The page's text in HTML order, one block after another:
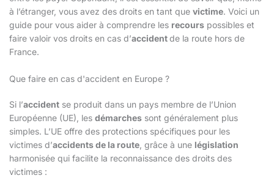
à l’étranger, vous avez des droits en tant que victime. Voici un
guide pour vous aider à comprendre les recours possibles et
faire valoir vos droits en cas d’accidentde la route hors de
France.
Que faire en cas d'accident en Europe ?
Si l’accident se produit dans un pays membre de l’Union
Européenne (UE), les démarches sont généralement plus
simples. L’UE offre des protections spécifiques pour les
victimes d’accidents de la route , grâce à une législation
harmonisée qui facilite la reconnaissance des droits des
victimes :